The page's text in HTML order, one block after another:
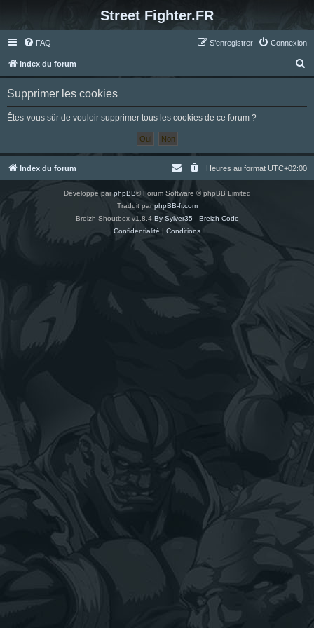
Street Fighter.FR
FAQ Connexion
S’enregistrer
Index du forum
e
h
Supprimer les cookies
Êtes-vous sûr de vouloir supprimer tous les cookies de ce forum ?
Index du forum Heures au format UTC+02:00
Développé parphpBB® Forum Software © phpBB Limited
Traduit parphpBB-fr.com
Breizh Shoutbox v1.8.4 By Sylver35 - Breizh Code
Confidentialité | Conditions